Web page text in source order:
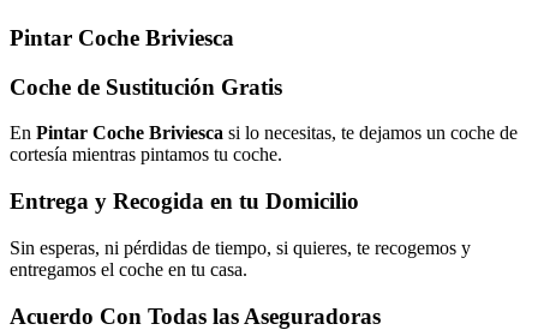
Pintar Coche Briviesca
Coche de Sustitución Gratis
En Pintar Coche Briviesca si lo necesitas, te dejamos un coche de
cortesía mientras pintamos tu coche.
Entrega y Recogida en tu Domicilio
Sin esperas, ni pérdidas de tiempo, si quieres, te recogemos y
entregamos el coche en tu casa.
Acuerdo Con Todas las Aseguradoras